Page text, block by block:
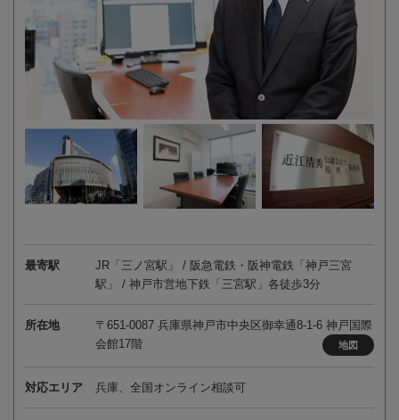
最寄駅
JR「三ノ宮駅」 / 阪急電鉄・阪神電鉄「神戸三宮
駅」 / 神戸市営地下鉄「三宮駅」各徒歩3分
所在地
〒651-0087 兵庫県神戸市中央区御幸通8-1-6 神戸国際
会館17階
地図
対応エリア 兵庫、全国オンライン相談可